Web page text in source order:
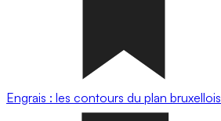
Engrais : les contours du plan bruxellois